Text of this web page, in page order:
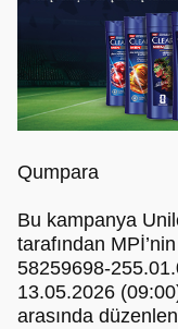
Qumpara
Bu kampanya
tarafından
58259698-
13.05.2026
arasında